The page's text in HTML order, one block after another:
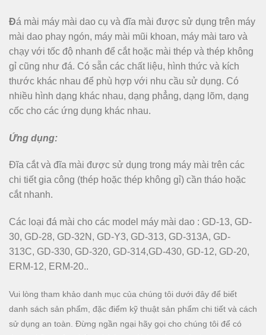
Đá mài máy mài dao cụ và đĩa mài được sử dụng trên máy
mài dao phay ngón, máy mài mũi khoan, máy mài taro và
chạy với tốc độ nhanh để cắt hoặc mài thép và thép không
gỉ cũng như đá. Có sẵn các chất liệu, hình thức và kích
thước khác nhau để phù hợp với nhu cầu sử dụng. Có
nhiều hình dạng khác nhau, dạng phẳng, dạng lõm, dạng
cốc cho các ứng dụng khác nhau.
Ứng dụng:
Đĩa cắt và đĩa mài được sử dụng trong máy mài trên các
chi tiết gia công (thép hoặc thép không gỉ) cần tháo hoặc
cắt nhanh.
Các loại đá mài cho các model máy mài dao : GD-13, GD-
30, GD-28, GD-32N, GD-Y3, GD-313, GD-313A, GD-
313C, GD-330, GD-320, GD-314,GD-430, GD-12, GD-20,
ERM-12, ERM-20..
Vui lòng tham khảo danh mục của chúng tôi dưới đây để biết
danh sách sản phẩm, đặc điểm kỹ thuật sản phẩm chi tiết và cách
sử dụng an toàn. Đừng ngần ngại hãy gọi cho chúng tôi để có